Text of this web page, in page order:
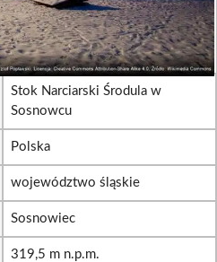
Stok Narciarski Środula w
Sosnowcu
Polska
województwo śląskie
Sosnowiec
319,5 m n.p.m.